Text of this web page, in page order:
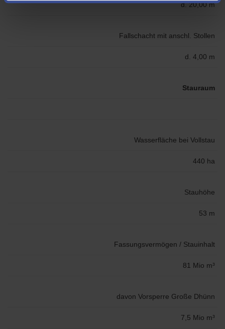
d. 20,00 m
Fallschacht mit anschl. Stollen
d. 4,00 m
Stauraum
Wasserfläche bei Vollstau
440 ha
Stauhöhe
53 m
Fassungsvermögen / Stauinhalt
81 Mio m³
davon Vorsperre Große Dhünn
7,5 Mio m³